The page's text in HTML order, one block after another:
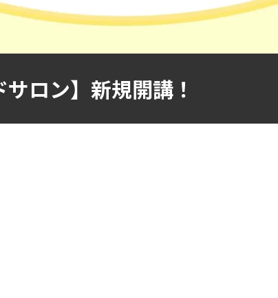
ロン】新規開講！